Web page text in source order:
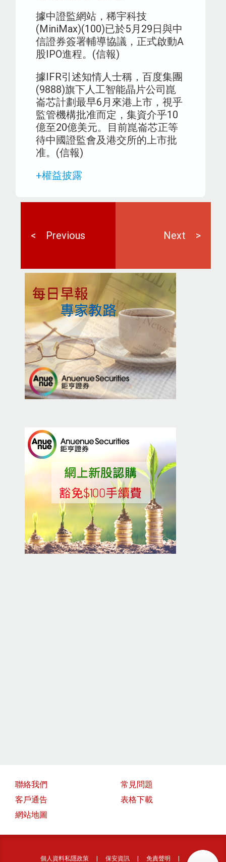
據中證監網站，稀宇科技
(MiniMax)(100)已於5月29日與中
信證券簽署輔導協議，正式啟動A
股IPO進程。(信報)
據IFR引述知情人士稱，百度集團
(9888)旗下人工智能晶片公司崑
崙芯計劃最早6月來港上市，視乎
監管機構批准而定，集資介乎10
億至20億美元。目前崑崙芯正等
待中國證監會及港交所的上市批
准。(信報)
+權益披露
< Previous Next >
聯絡我們
常見問題
客戶通告
表格下載
網站地圖
個人資料私隱政策 | 保安資訊 | 免責聲明 |